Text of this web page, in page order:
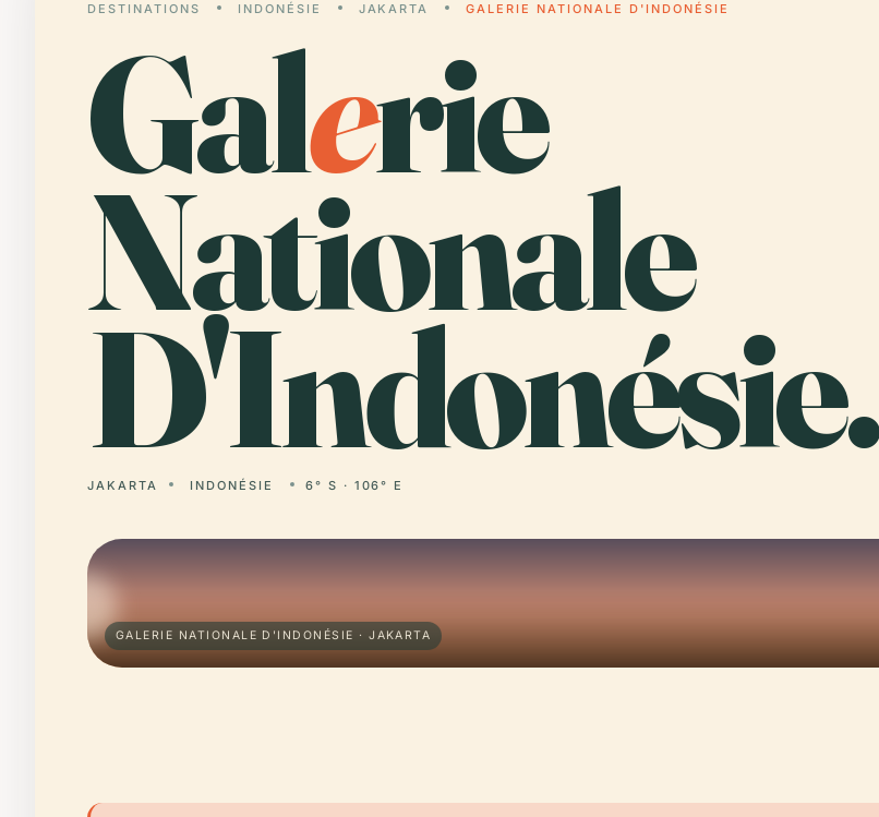
DESTINATIONS INDONÉSIE JAKARTA GALERIE NATIONALE D'INDONÉSIE
Galerie
Nationale
D'Indonésie.
JAKARTA INDONÉSIE 6° S · 106° E
GALERIE NATIONALE D'INDONÉSIE · JAKARTA